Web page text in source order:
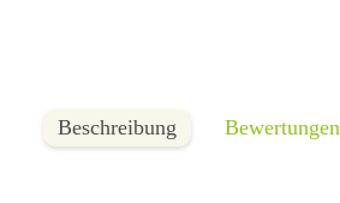
Beschreibung Bewertungen